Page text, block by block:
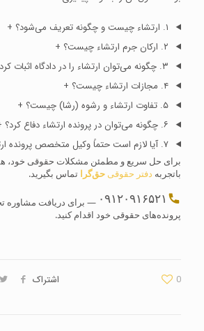
۱. ارتشاء چیست و چگونه تعریف می‌شود؟
+
۲. ارکان جرم ارتشاء چیست؟
+
۳. چگونه می‌توان ارتشاء را در دادگاه اثبات کرد؟
۴. مجازات ارتشاء چیست؟
+
۵. تفاوت ارتشاء و رشوه (رشا) چیست؟
+
۶. چگونه می‌توان در پرونده ارتشاء دفاع کرد؟
۷. آیا لازم است حتماً وکیل متخصص پرونده ارتشاء بگیریم؟
برای حل سریع و مطمئن مشکلات حقوقی خود،
باتجربه دفتر حقوقی حق‌گرا تماس بگیرید.
۰۹۱۲۰۹۱۶۵۲۱ — برای دریافت
پرونده‌های حقوقی خود اقدام کنید.
اشتراک 0